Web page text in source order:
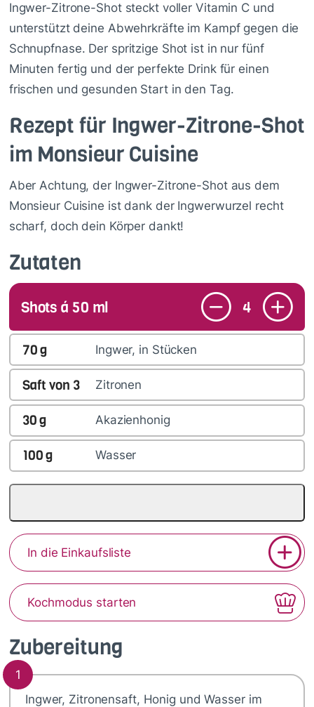
Zubereitung
1
Ingwer, Zitronensaft, Honig und Wasser im
Ingwer-Zitrone-Shot steckt voller Vitamin C und
unterstützt deine Abwehrkräfte im Kampf gegen die
Schnupfnase. Der spritzige Shot ist in nur fünf
Minuten fertig und der perfekte Drink für einen
frischen und gesunden Start in den Tag.
Rezept für Ingwer-Zitrone-Shot
im Monsieur Cuisine
Aber Achtung, der Ingwer-Zitrone-Shot aus dem
Monsieur Cuisine ist dank der Ingwerwurzel recht
scharf, doch dein Körper dankt!
Zutaten
Shots á 50 ml 4
70g Ingwer, in Stücken
Saft von 3 Zitronen
30g Akazienhonig
100g Wasser
In die Einkaufsliste
Kochmodus starten